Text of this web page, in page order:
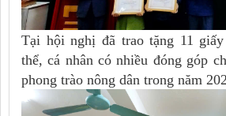
Tại hội nghị đã trao tặng 11
thể, cá nhân có nhiều đóng góp
phong trào nông dân trong năm